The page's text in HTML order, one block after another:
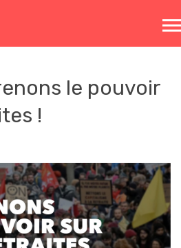
Toggle
le pouvoir
!